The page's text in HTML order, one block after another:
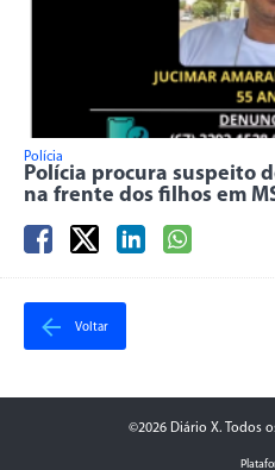
Polícia
Polícia procura suspeito
na frente dos filhos em
Voltar
©2026 Diário X. Todos